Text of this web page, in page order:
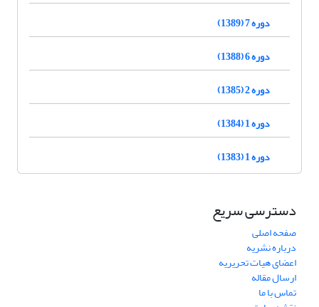
دوره 7 (1389)
دوره 6 (1388)
دوره 2 (1385)
دوره 1 (1384)
دوره 1 (1383)
دسترسی سریع
صفحه اصلی
درباره نشریه
اعضای هیات تحریریه
ارسال مقاله
تماس با ما